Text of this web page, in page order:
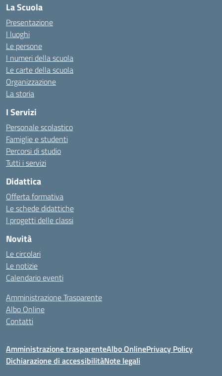
La Scuola
Presentazione
I luoghi
Le persone
I numeri della scuola
Le carte della scuola
Organizzazione
La storia
I Servizi
Personale scolastico
Famiglie e studenti
Percorsi di studio
Tutti i servizi
Didattica
Offerta formativa
Le schede didattiche
I progetti delle classi
Novità
Le circolari
Le notizie
Calendario eventi
Amministrazione Trasparente
Albo Online
Contatti
Amministrazione trasparenteAlbo OnlinePrivacy Policy
Dichiarazione di accessibilitàNote legali